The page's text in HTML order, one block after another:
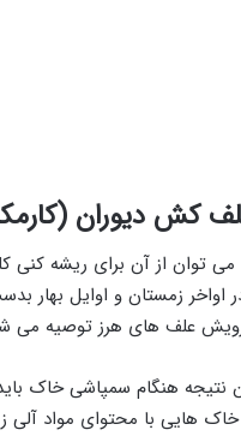
کش دیوران
از آن برای ريشه کنی
زمستان و اوايل بهار
نتيجه هنگام سمپاشی خاک
خاک‌ هایی با محتوای مواد